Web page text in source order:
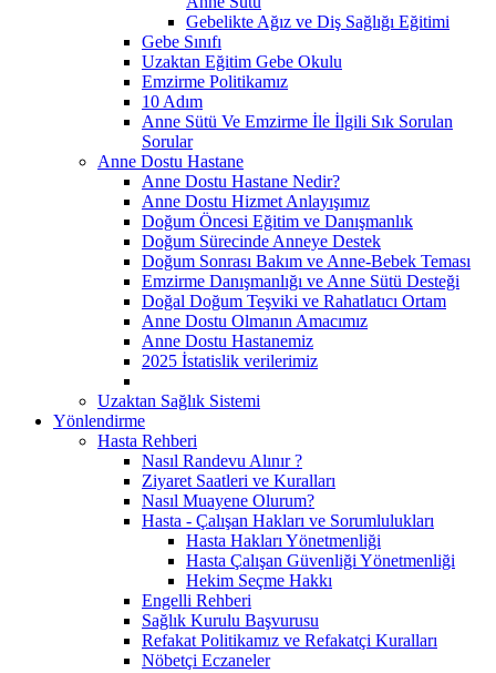
Gebelikte Ağız ve Diş Sağlığı Eğitimi
Gebe Sınıfı
Uzaktan Eğitim Gebe Okulu
Emzirme Politikamız
10 Adım
Anne Sütü Ve Emzirme İle İlgili Sık Sorulan
Sorular
Anne Dostu Hastane
Anne Dostu Hastane Nedir?
Anne Dostu Hizmet Anlayışımız
Doğum Öncesi Eğitim ve Danışmanlık
Doğum Sürecinde Anneye Destek
Doğum Sonrası Bakım ve Anne-Bebek Teması
Emzirme Danışmanlığı ve Anne Sütü Desteği
Doğal Doğum Teşviki ve Rahatlatıcı Ortam
Anne Dostu Olmanın Amacımız
Anne Dostu Hastanemiz
2025 İstatislik verilerimiz
Uzaktan Sağlık Sistemi
Yönlendirme
Hasta Rehberi
Nasıl Randevu Alınır ?
Ziyaret Saatleri ve Kuralları
Nasıl Muayene Olurum?
Hasta - Çalışan Hakları ve Sorumlulukları
Hasta Hakları Yönetmenliği
Hasta Çalışan Güvenliği Yönetmenliği
Hekim Seçme Hakkı
Engelli Rehberi
Sağlık Kurulu Başvurusu
Refakat Politikamız ve Refakatçi Kuralları
Nöbetçi Eczaneler